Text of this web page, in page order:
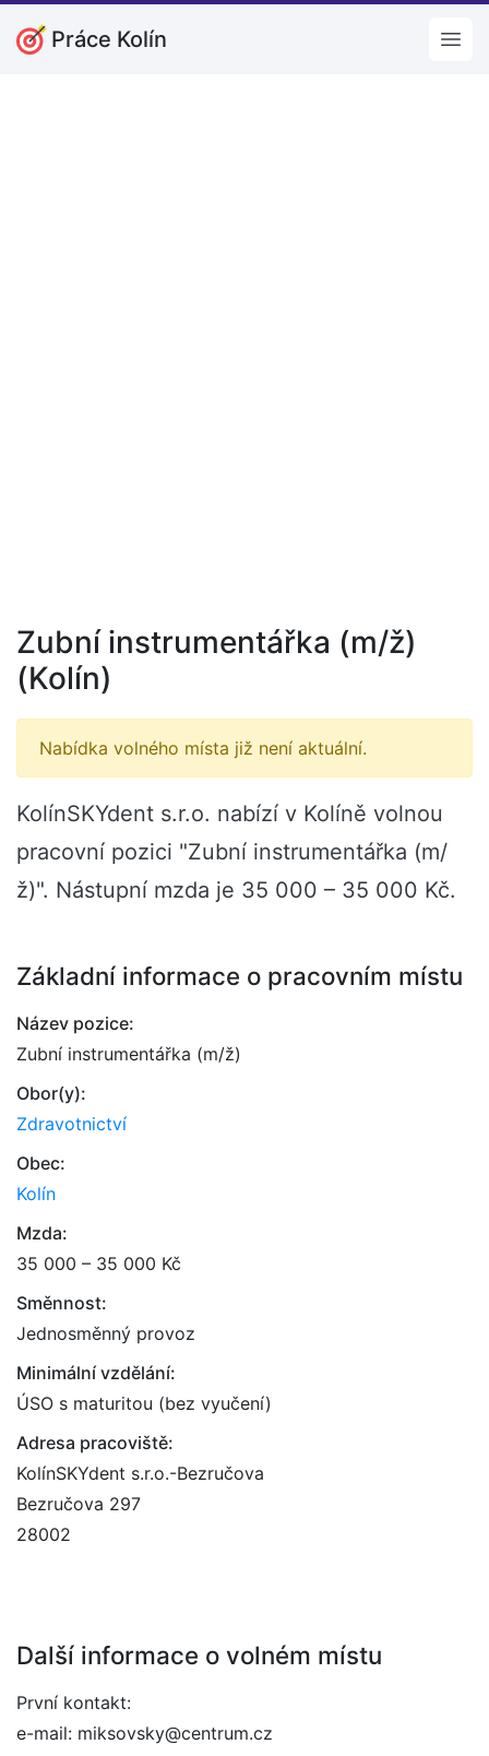
Práce Kolín
Zubní instrumentářka (m/ž)
(Kolín)
Nabídka volného místa již není aktuální.
KolínSKYdent s.r.o. nabízí v Kolíně volnou
pracovní pozici "Zubní instrumentářka (m/
ž)". Nástupní mzda je 35 000 – 35 000 Kč.
Základní informace o pracovním místu
Název pozice:
Zubní instrumentářka (m/ž)
Obor(y):
Zdravotnictví
Obec:
Kolín
Mzda:
35 000 – 35 000 Kč
Směnnost:
Jednosměnný provoz
Minimální vzdělání:
ÚSO s maturitou (bez vyučení)
Adresa pracoviště:
KolínSKYdent s.r.o.-Bezručova
Bezručova 297
28002
Další informace o volném místu
První kontakt:
e-mail: miksovsky@centrum.cz